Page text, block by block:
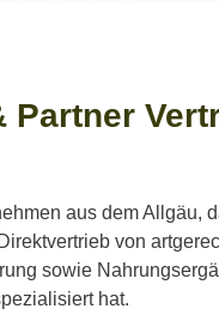
Partner
aus dem Allgäu,
von
sowie
hat.